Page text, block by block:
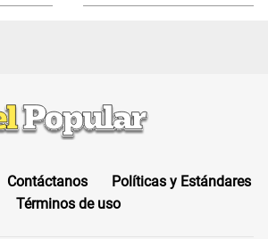
sufrir una "emergencia médica"
Contáctanos
Políticas y Estándares
Términos de uso